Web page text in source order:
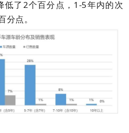
低了2个百分点，1-5年内的次
分点。